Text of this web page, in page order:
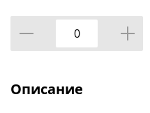
Описание